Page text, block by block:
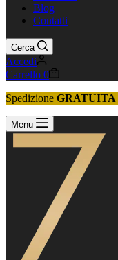
Blog
Contatti
Cerca
Accedi
Carrello 0
Spedizione GRATUITA
Menu